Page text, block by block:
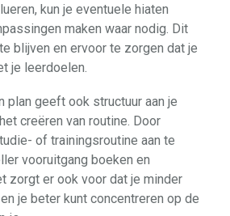
kun je eventuele hiaten
maken waar nodig. Dit
blijven en ervoor te zorgen dat je
je leerdoelen.
plan geeft ook structuur aan je
creëren van routine. Door
of trainingsroutine aan te
vooruitgang boeken en
zorgt er ook voor dat je minder
je beter kunt concentreren op de